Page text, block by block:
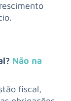
Não na
fiscal,